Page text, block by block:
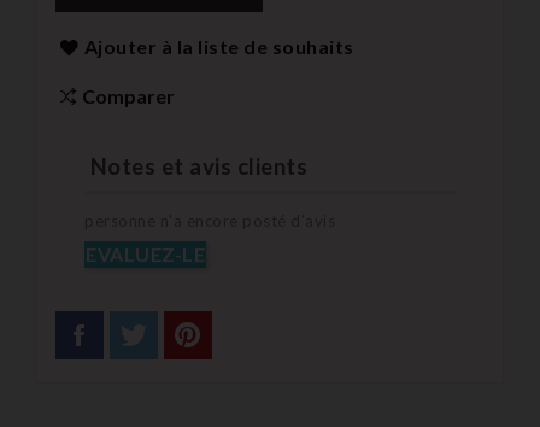
Ajouter à la liste de souhaits
Comparer
Notes et avis clients
EVALUEZ-LE